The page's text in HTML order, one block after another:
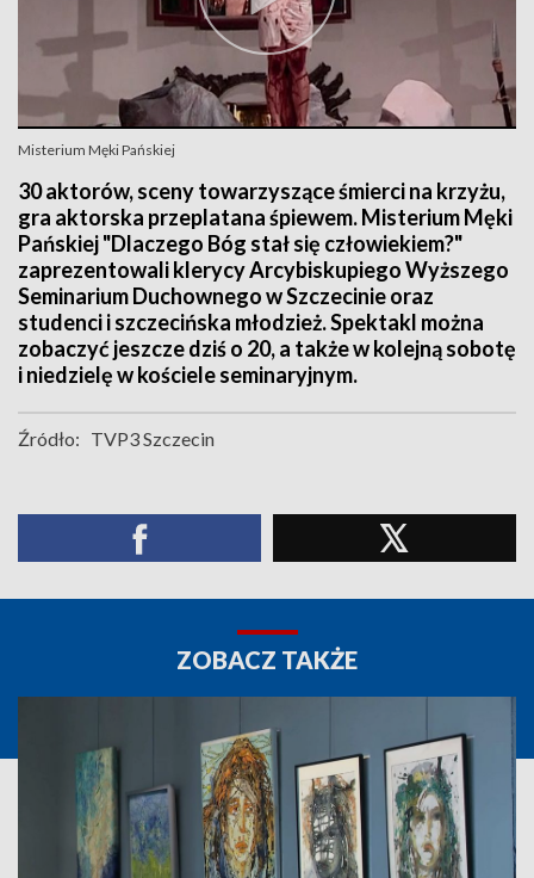
Misterium Męki Pańskiej
30 aktorów, sceny towarzyszące śmierci na krzyżu,
gra aktorska przeplatana śpiewem. Misterium Męki
Pańskiej "Dlaczego Bóg stał się człowiekiem?"
zaprezentowali klerycy Arcybiskupiego Wyższego
Seminarium Duchownego w Szczecinie oraz
studenci i szczecińska młodzież. Spektakl można
zobaczyć jeszcze dziś o 20, a także w kolejną sobotę
i niedzielę w kościele seminaryjnym.
Źródło: TVP3 Szczecin
ZOBACZ TAKŻE